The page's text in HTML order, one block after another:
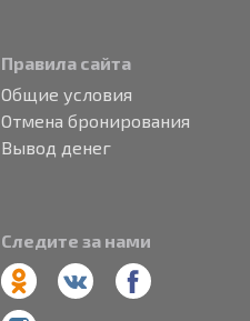
Правила сайта
Общие условия
Отмена бронирования
Вывод денег
Следите за нами